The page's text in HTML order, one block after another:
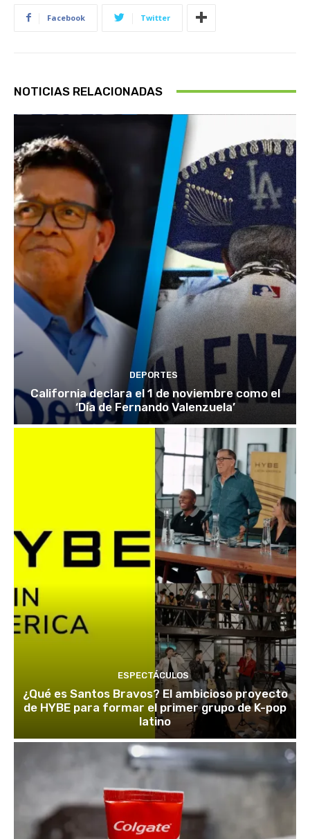
Facebook Twitter
NOTICIAS RELACIONADAS
DEPORTES
California declara el 1 de noviembre como el
‘Día de Fernando Valenzuela’
ESPECTÁCULOS
¿Qué es Santos Bravos? El ambicioso proyecto
de HYBE para formar el primer grupo de K-pop
latino